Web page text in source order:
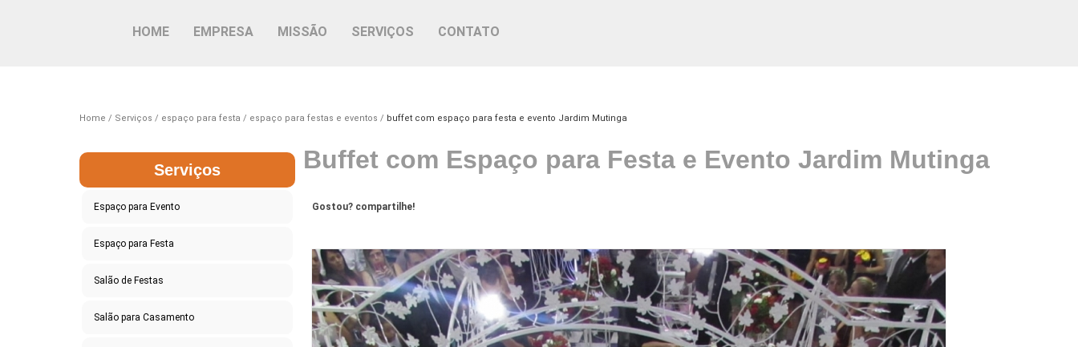
HOME EMPRESA MISSÃO SERVIÇOS CONTATO
Home Serviços espaço para festa espaço para festas e eventos buffet com espaço para festa e evento Jardim Mutinga
Serviços
Espaço para Evento
Espaço para Festa
Salão de Festas
Salão para Casamento
Buffet com Espaço para Festa e Evento Jardim Mutinga
Gostou? compartilhe!